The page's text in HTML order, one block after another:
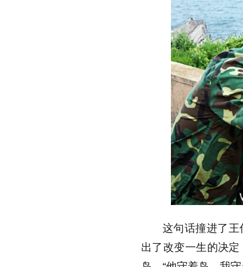
这句话撞进了
出了改变一生的决